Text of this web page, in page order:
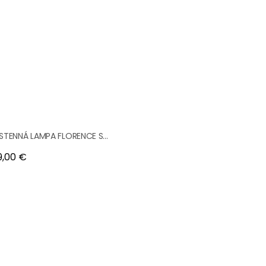
LAMPA FLORENCE S...
€